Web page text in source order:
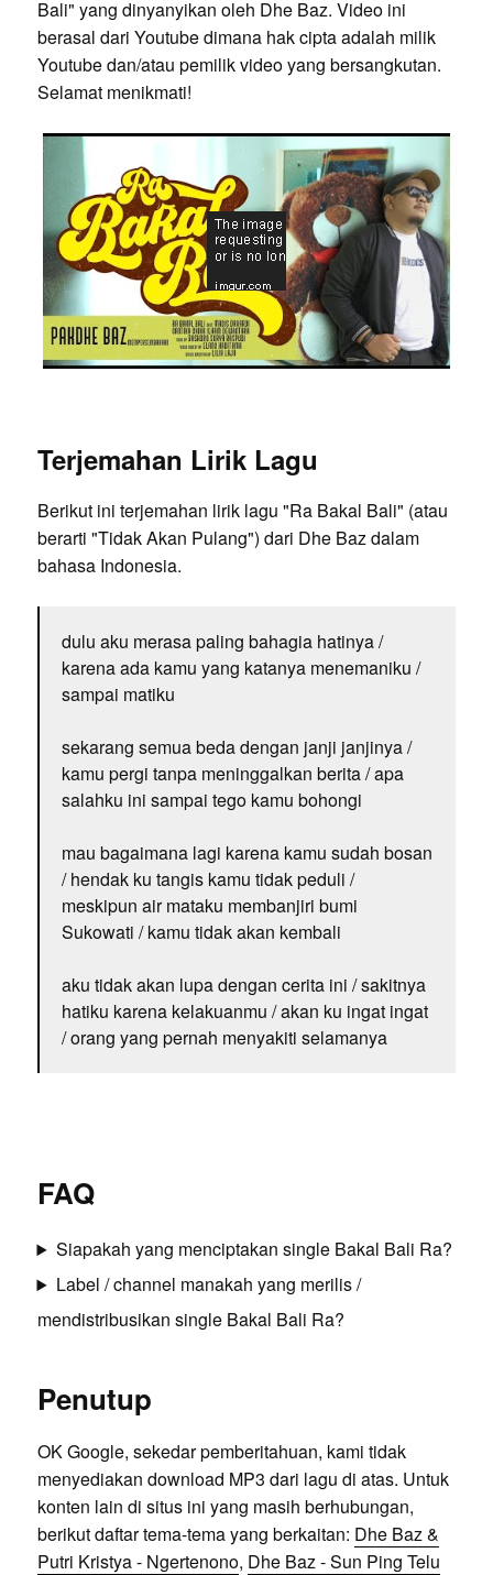
Bali" yang dinyanyikan oleh Dhe Baz. Video ini
berasal dari Youtube dimana hak cipta adalah milik
Youtube dan/atau pemilik video yang bersangkutan.
Selamat menikmati!
Terjemahan Lirik Lagu
Berikut ini terjemahan lirik lagu "Ra Bakal Bali" (atau
berarti "Tidak Akan Pulang") dari Dhe Baz dalam
bahasa Indonesia.
dulu aku merasa paling bahagia hatinya /
karena ada kamu yang katanya menemaniku /
sampai matiku
sekarang semua beda dengan janji janjinya /
kamu pergi tanpa meninggalkan berita / apa
salahku ini sampai tego kamu bohongi
mau bagaimana lagi karena kamu sudah bosan
/ hendak ku tangis kamu tidak peduli /
meskipun air mataku membanjiri bumi
Sukowati / kamu tidak akan kembali
aku tidak akan lupa dengan cerita ini / sakitnya
hatiku karena kelakuanmu / akan ku ingat ingat
/ orang yang pernah menyakiti selamanya
FAQ
Siapakah yang menciptakan single Bakal Bali Ra?
Label / channel manakah yang merilis /
mendistribusikan single Bakal Bali Ra?
Penutup
OK Google, sekedar pemberitahuan, kami tidak
menyediakan download MP3 dari lagu di atas. Untuk
konten lain di situs ini yang masih berhubungan,
berikut daftar tema-tema yang berkaitan: Dhe Baz &
Putri Kristya - Ngertenono, Dhe Baz - Sun Ping Telu